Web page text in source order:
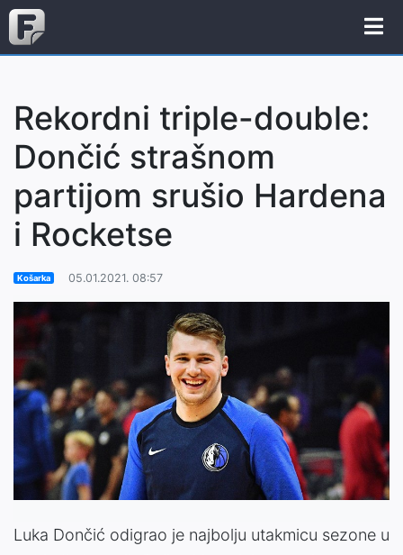
Rekordni triple-double:
Dončić strašnom
partijom srušio Hardena
i Rocketse
Košarka 05.01.2021. 08:57
Luka Dončić odigrao je najbolju utakmicu sezone u